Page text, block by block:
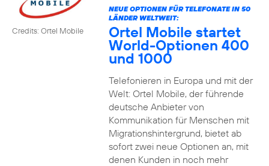
Credits: Ortel Mobile
NEUE OPTIONEN FÜR TELEFONATE IN 50
LÄNDER WELTWEIT:
Ortel Mobile startet
World-Optionen 400
und 1000
Telefonieren in Europa und mit der
Welt: Ortel Mobile, der führende
deutsche Anbieter von
Kommunikation für Menschen mit
Migrationshintergrund, bietet ab
sofort zwei neue Optionen an, mit
denen Kunden in noch mehr